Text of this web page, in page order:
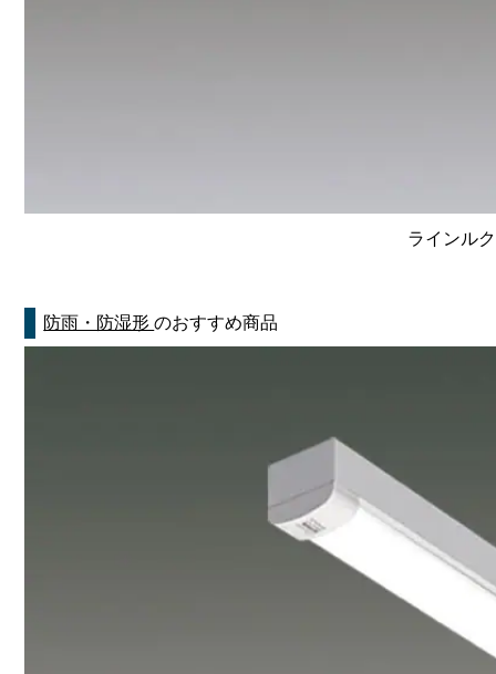
ラインル
防雨・防湿形のおすすめ商品